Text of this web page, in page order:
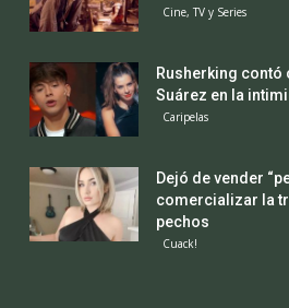
Cine, TV y Series
Rusherking contó
Suárez en la
Caripelas
Dejó de vender
comercializar la
pechos
Cuack!